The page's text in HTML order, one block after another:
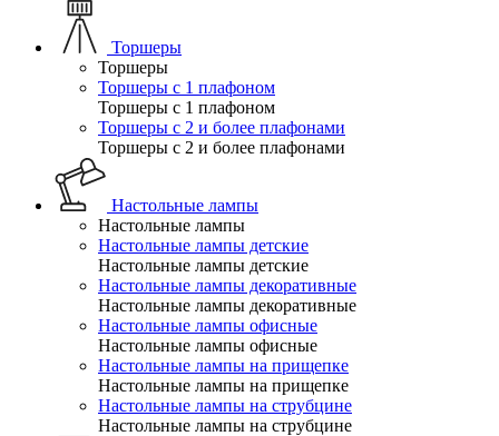
Торшеры
Торшеры
Торшеры с 1 плафоном
Торшеры с 1 плафоном
Торшеры с 2 и более плафонами
Торшеры с 2 и более плафонами
Настольные лампы
Настольные лампы
Настольные лампы детские
Настольные лампы детские
Настольные лампы декоративные
Настольные лампы декоративные
Настольные лампы офисные
Настольные лампы офисные
Настольные лампы на прищепке
Настольные лампы на прищепке
Настольные лампы на струбцине
Настольные лампы на струбцине